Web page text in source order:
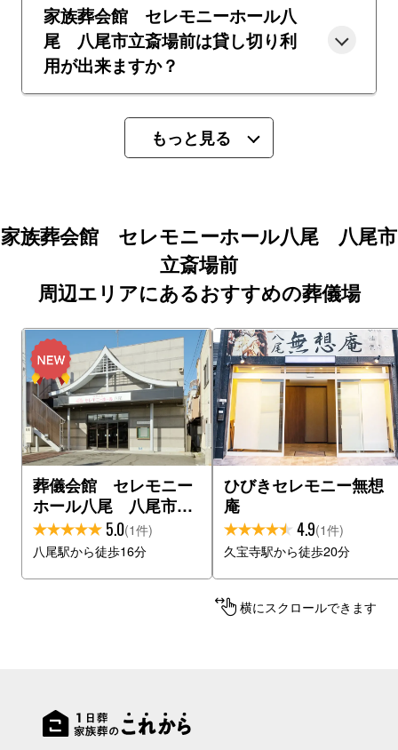
家族葬会館 セレモニーホール八
尾 八尾市立斎場前は貸し切り利
用が出来ますか？
もっと見る
家族葬会館 セレモニーホール八尾 八尾市
立斎場前
周辺エリアにあるおすすめの葬儀場
葬儀会館 セレモニー
ホール八尾 八尾市立
斎場前
5.0(1件)
八尾駅から徒歩16分
ひびきセレモニー無想
庵
4.9(1件)
久宝寺駅から徒歩20分
横にスクロールできます